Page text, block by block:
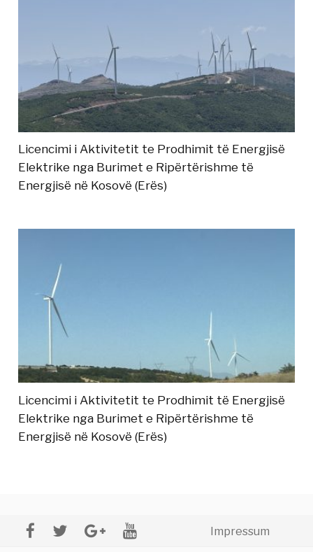
Licencimi i Aktivitetit te Prodhimit të Energjisë
Elektrike nga Burimet e Ripërtërishme të
Energjisë në Kosovë (Erës)
Licencimi i Aktivitetit te Prodhimit të Energjisë
Elektrike nga Burimet e Ripërtërishme të
Energjisë në Kosovë (Erës)
Impressum